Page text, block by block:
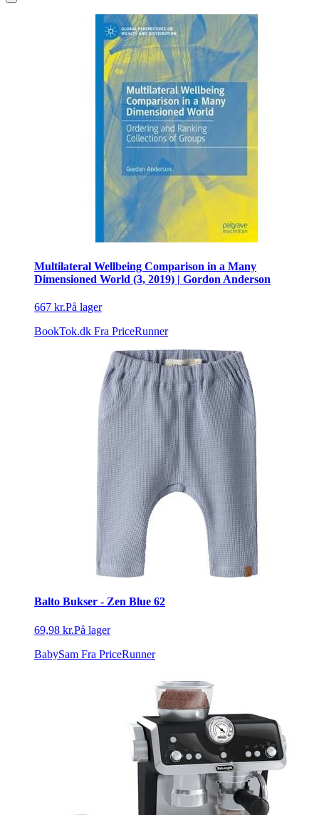
Multilateral Wellbeing Comparison in a Many
Dimensioned World (3, 2019) | Gordon Anderson
667 kr.På lager
BookTok.dk Fra PriceRunner
Balto Bukser - Zen Blue 62
69,98 kr.På lager
BabySam Fra PriceRunner